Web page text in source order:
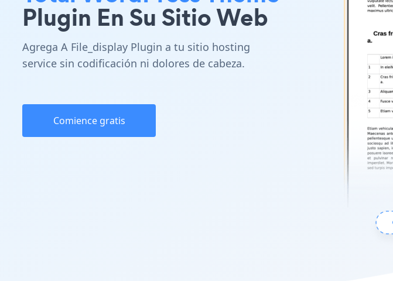
Plugin En Su Sitio Web
Agrega A File_display Plugin a tu sitio hosting
service sin codificación ni dolores de cabeza.
Comience gratis